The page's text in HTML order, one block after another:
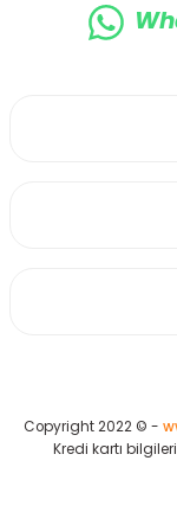
Copyright 2022 © -
Kredi kartı